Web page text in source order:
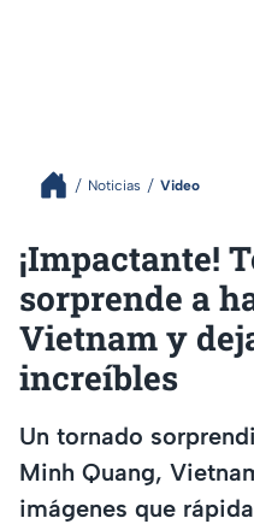
Noticias Video
¡Impactante!
sorprende a
Vietnam y
increíbles
Un tornado
Minh Quang,
imágenes que